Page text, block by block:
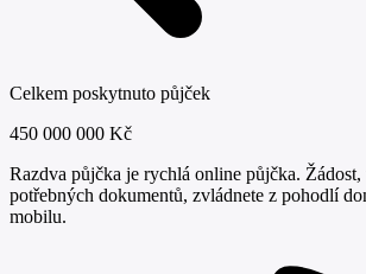
Celkem poskytnuto půjček
450 000 000 Kč
Razdva půjčka je rychlá online půjčka. Žádost,
potřebných dokumentů, zvládnete z pohodlí
mobilu.